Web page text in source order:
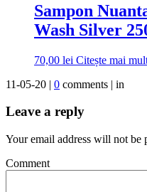
Sampon
Wash Silver
70,00 lei Citește mai
11-05-20 | 0 comments | in
Leave a reply
Your email address will not be
Comment